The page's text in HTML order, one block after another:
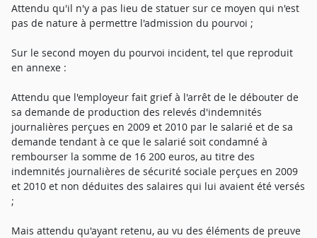
Attendu qu'il n'y a pas lieu de statuer sur ce moyen qui n'est
pas de nature à permettre l'admission du pourvoi ;
Sur le second moyen du pourvoi incident, tel que reproduit
en annexe :
Attendu que l'employeur fait grief à l'arrêt de le débouter de
sa demande de production des relevés d'indemnités
journalières perçues en 2009 et 2010 par le salarié et de sa
demande tendant à ce que le salarié soit condamné à
rembourser la somme de 16 200 euros, au titre des
indemnités journalières de sécurité sociale perçues en 2009
et 2010 et non déduites des salaires qui lui avaient été versés
;
Mais attendu qu'ayant retenu, au vu des éléments de preuve